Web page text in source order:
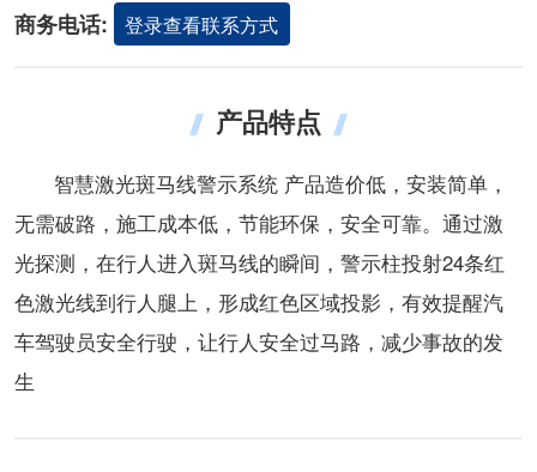
商务电话:
登录查看联系方式
产品特点
智慧激光斑马线警示系统 产品造价低，安装简单，
无需破路，施工成本低，节能环保，安全可靠。通过激
光探测，在行人进入斑马线的瞬间，警示柱投射24条红
色激光线到行人腿上，形成红色区域投影，有效提醒汽
车驾驶员安全行驶，让行人安全过马路，减少事故的发
生